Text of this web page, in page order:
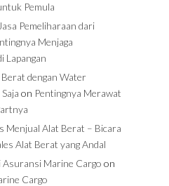
Pemula
Pemeliharaan dari
Menjaga
Lapangan
dengan Water
on Pentingnya Merawat
Menjual Alat Berat – Bicara
Alat Berat yang Andal
Asuransi Marine Cargo on
Cargo